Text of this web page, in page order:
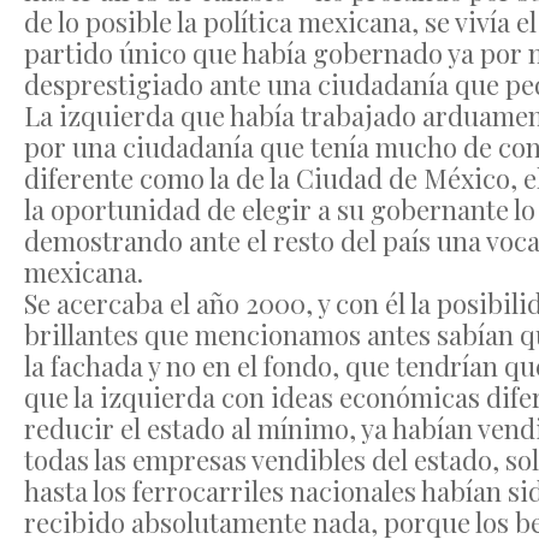
de lo posible la política mexicana, se vivía
partido único que había gobernado ya por
desprestigiado ante una ciudadanía que
La izquierda que había trabajado
por una ciudadanía que tenía mucho de
diferente como la de la Ciudad de
la oportunidad de elegir a su gobernante
demostrando ante el resto del país una
mexicana.
Se acercaba el año 2000, y con él la
brillantes que mencionamos antes sabían
la fachada y no en el fondo, que tendrían
que la izquierda con ideas económicas
reducir el estado al mínimo, ya habían
todas las empresas vendibles del estado,
hasta los ferrocarriles nacionales habían
recibido absolutamente nada, porque los